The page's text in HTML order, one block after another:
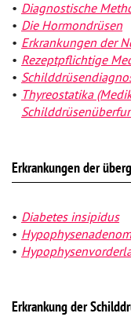
Diagnostische
Die Hormondrüsen
Erkrankungen der
Rezeptpflichtige
Thyreostatika
Erkrankungen der
Diabetes insipidus
Erkrankung der